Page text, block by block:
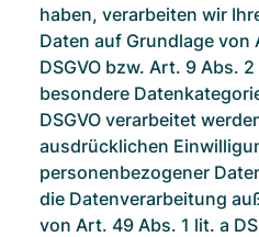
haben, verarbeiten wir
Daten auf Grundlage von
DSGVO bzw. Art. 9 Abs.
besondere
DSGVO verarbeitet
ausdrücklichen
personenbezogener
die Datenverarbeitung
von Art. 49 Abs. 1 lit. a